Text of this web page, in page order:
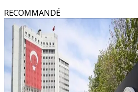
RECOMMANDÉ